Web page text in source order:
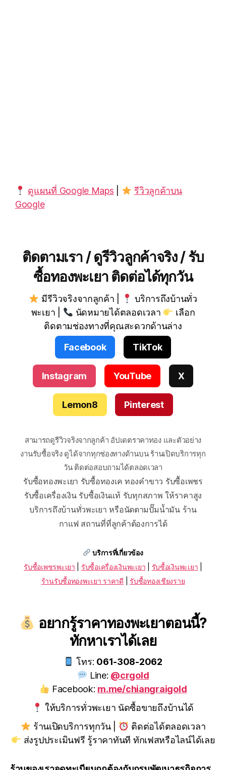
ดูแผนที่ Google Maps
รีวิวลูกค้าบน
Google
ติดตามเรา / ดูรีวิวลูกค้าจริง / รับ
ซื้อทองพะเยา ติดต่อได้ทุกวัน
มีรีวิวจริงจากลูกค้า |
บริการถึงบ้านทั่ว
พะเยา |
นัดหมายได้ตลอดเวลา
เลือก
ติดตามช่องทางที่คุณสะดวกด้านล่าง
Facebook
TikTok
Instagram YouTube X
Lemon8 Pinterest
สามารถดูรีวิวจริงจากลูกค้า อัปเดตราคาทอง และตัวอย่าง
งานรับซื้อจริง ดูได้จากทุกช่องทางด้านบน ร้านเปิดบริการทุก
วัน ติดต่อสอบถามได้ตลอดเวลา
รับซื้อทองพะเยา รับซื้อทองเค ทองคำขาว รับซื้อเพชร
รับซื้อเครื่องเงิน รับซื้อเงินแท้ รับทุกสภาพ ให้ราคาสูง
บริการถึงบ้านทั่วพะเยา หรือนัดตามปั๊มน้ำมัน ร้าน
กาแฟ สถานที่ที่ลูกค้าต้องการได้
บริการที่เกี่ยวข้อง
รับซื้อเพชรพะเยา
รับซื้อเครื่องเงินพะเยา รับซื้อเงินพะเยา
ร้านรับซื้อทองพะเยา ราคาดี
รับซื้อทองเชียงราย
อยากรู้ราคาทองพะเยาตอนนี้?
ทักหาเราได้เลย
โทร: 061-308-2062
Line: @crgold
Facebook: m.me/chiangraigold
ให้บริการทั่วพะเยา นัดซื้อขายถึงบ้านได้
ร้านเปิดบริการทุกวัน |
ติดต่อได้ตลอดเวลา
ส่งรูปประเมินฟรี รู้ราคาทันที ทักเฟสหรือไลน์ได้เลย